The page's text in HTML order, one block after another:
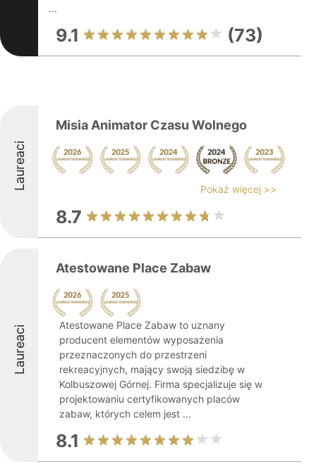
...
9.1 (73)
Laureaci
Misia Animator Czasu Wolnego
Pokaż więcej >>
8.7
Laureaci
Atestowane Place Zabaw
Atestowane Place Zabaw to uznany
producent elementów wyposażenia
przeznaczonych do przestrzeni
rekreacyjnych, mający swoją siedzibę w
Kolbuszowej Górnej. Firma specjalizuje się w
projektowaniu certyfikowanych placów
zabaw, których celem jest ...
8.1